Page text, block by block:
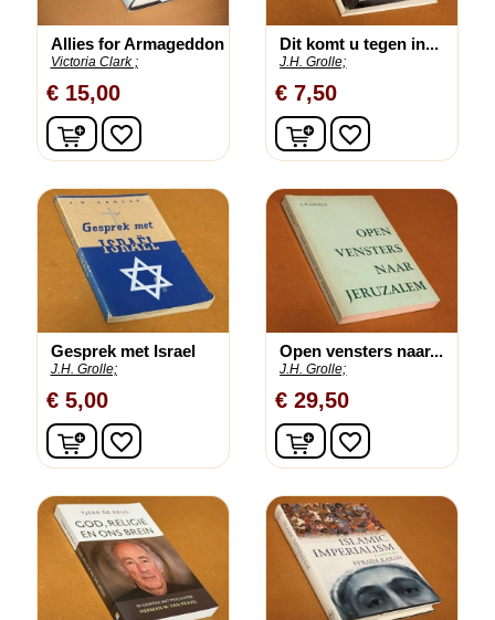
Allies for Armageddon
Victoria Clark ;
€ 15,00
In winkelwagen
favorite_border
Dit komt u tegen in...
J.H. Grolle;
€ 7,50
In winkelwagen
favorite_border
Gesprek met Israel
J.H. Grolle;
€ 5,00
In winkelwagen
favorite_border
Open vensters naar...
J.H. Grolle;
€ 29,50
In winkelwagen
favorite_border